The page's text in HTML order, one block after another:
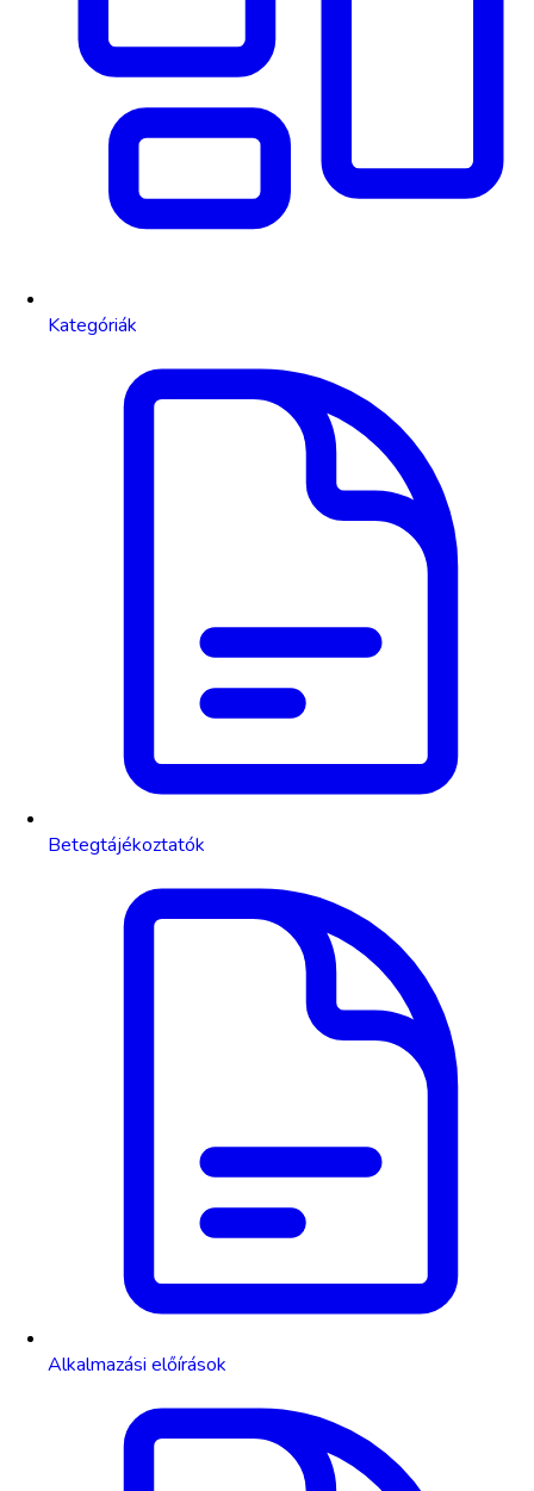
Kategóriák
Betegtájékoztatók
Alkalmazási előírások